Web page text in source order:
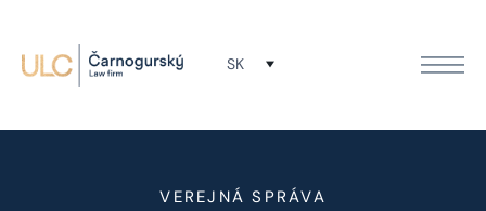
SK
VEREJNÁ SPRÁVA